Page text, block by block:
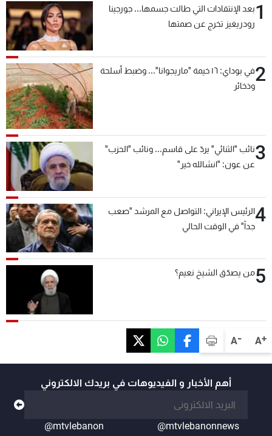
A+
A-
1بعد الإنتقادات التي طالت جسمها... جورجينا
رودريغيز تخرج عن صمتها
2
في بوداي: ١٦ خيمة "ماريجوانا"... وضبط أسلحة
وذخائر
3نائب "الثنائي" يردّ على قاسم... ونائب "الحزب"
عن عون: "انشالله خير"
4الرئيس الإيراني: التواصل مع المرشد "صعب
جداً" في الوقت الحالي
5من يصدّق الشيخ نعيم؟
أهم الأخبار و الفيديوهات في بريدك الالكتروني
@mtvlebanonnews
@mtvlebanon